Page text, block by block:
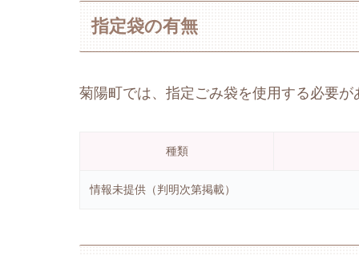
指定袋の有無
菊陽町では、指定ごみ袋を使用する必要が
種類
情報未提供（判明次第掲載）